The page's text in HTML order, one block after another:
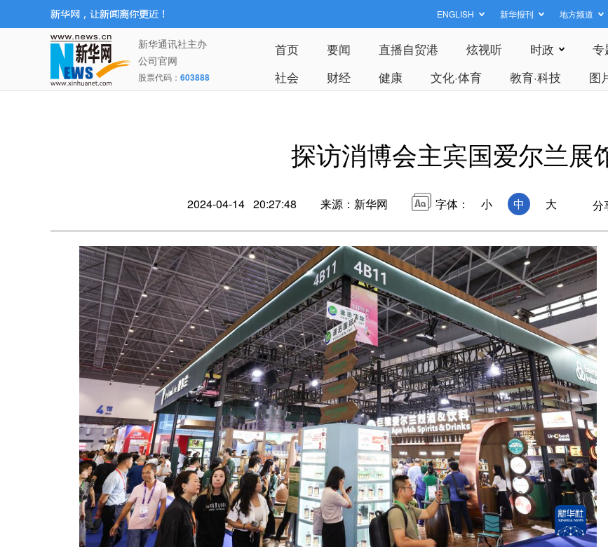
ENGLISH 新华报刊 地方频道
新华通讯社主办
公司官网
股票代码： 603888
首页 要闻 直播自贸港 炫视听 时政 专
社会
财经 健康 文化·体育 教育·科技 图
探访消博会主宾国爱尔兰展
2024-04-14 20:27:48 来源：新华网 字体： 小 中 大 分